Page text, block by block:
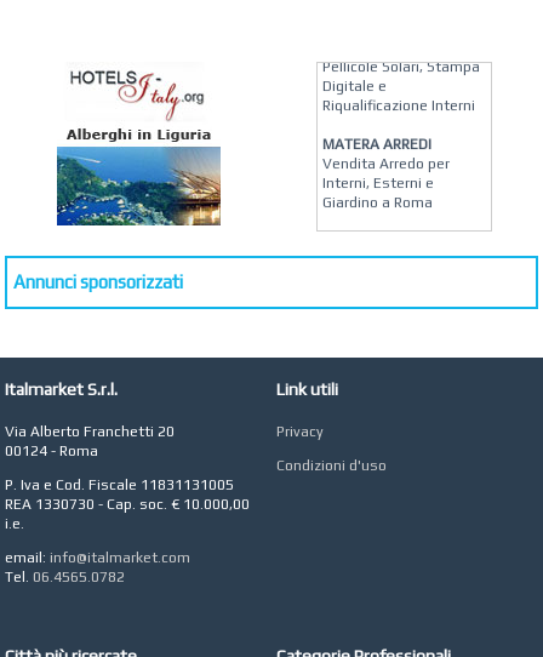
Pellicole Solari, Stampa
Digitale e
Riqualificazione Interni
MATERA ARREDI
Vendita Arredo per
Interni, Esterni e
Giardino a Roma
STUDIO MICCI
Antonella Micci,
Roma
AZIENDA AGRICOLA DI
Azienda Agricola a
Digital marketing e Web
Annunci sponsorizzati
Italmarket S.r.l.
Via Alberto Franchetti 20
00124 - Roma
P. Iva e Cod. Fiscale 11831131005
REA 1330730 - Cap. soc. € 10.000,00
i.e.
email: info@italmarket.com
Tel. 06.4565.0782
Link utili
Privacy
Condizioni d'uso